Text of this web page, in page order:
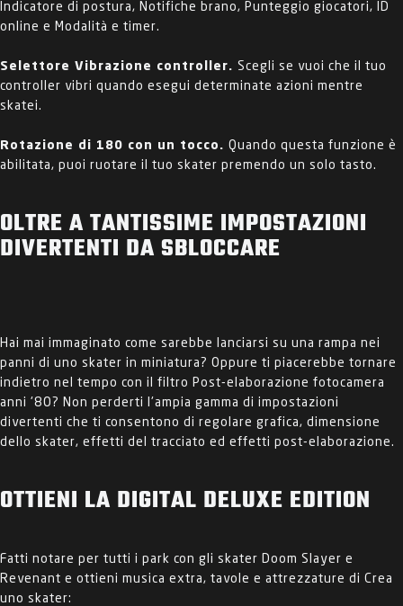
Indicatore di postura, Notifiche brano, Punteggio giocatori, ID
online e Modalità e timer.
Selettore Vibrazione controller. Scegli se vuoi che il tuo
controller vibri quando esegui determinate azioni mentre
skatei.
Rotazione di 180 con un tocco. Quando questa funzione è
abilitata, puoi ruotare il tuo skater premendo un solo tasto.
OLTRE A TANTISSIME IMPOSTAZIONI
DIVERTENTI DA SBLOCCARE
Hai mai immaginato come sarebbe lanciarsi su una rampa nei
panni di uno skater in miniatura? Oppure ti piacerebbe tornare
indietro nel tempo con il filtro Post-elaborazione fotocamera
anni '80? Non perderti l'ampia gamma di impostazioni
divertenti che ti consentono di regolare grafica, dimensione
dello skater, effetti del tracciato ed effetti post-elaborazione.
OTTIENI LA DIGITAL DELUXE EDITION
Fatti notare per tutti i park con gli skater Doom Slayer e
Revenant e ottieni musica extra, tavole e attrezzature di Crea
uno skater: